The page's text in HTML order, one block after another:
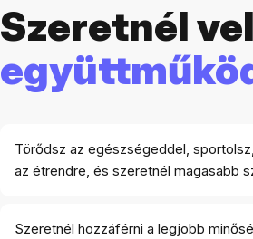
Szeretnél
Törődsz az egészségeddel,
az étrendre, és szeretnél magasabb
Szeretnél hozzáférni a legjobb